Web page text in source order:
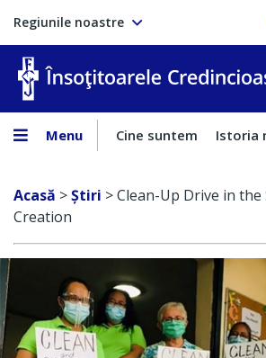
Regiunile noastre
Menu Cine suntem Istoria
Acasă >Ştiri >Clean-Up Drive in the
Creation